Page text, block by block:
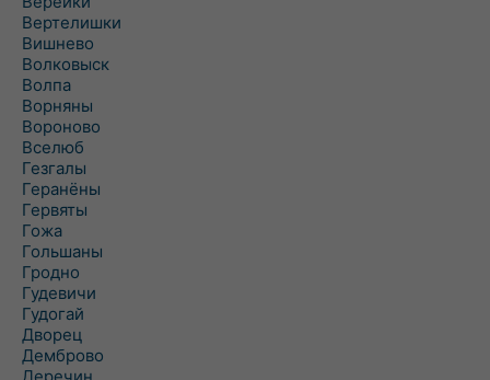
Вертелишки
Вишнево
Волковыск
Волпа
Ворняны
Вороново
Вселюб
Гезгалы
Геранёны
Гервяты
Гожа
Гольшаны
Гродно
Гудевичи
Гудогай
Дворец
Демброво